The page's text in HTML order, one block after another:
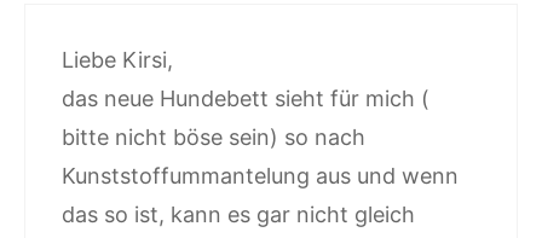
Liebe Kirsi,
das neue Hundebett sieht für mich (
bitte nicht böse sein) so nach
Kunststoffummantelung aus und wenn
das so ist, kann es gar nicht gleich